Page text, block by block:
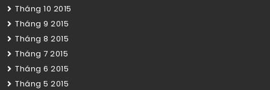
Tháng 10 2015
Tháng 9 2015
Tháng 8 2015
Tháng 7 2015
Tháng 6 2015
Tháng 5 2015